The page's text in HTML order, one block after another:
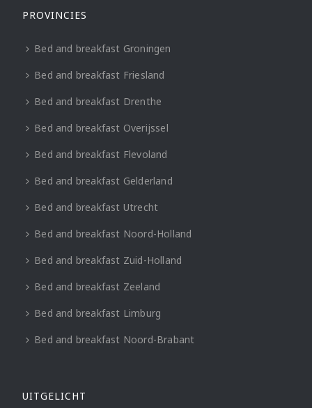
PROVINCIES
Bed and breakfast Groningen
Bed and breakfast Friesland
Bed and breakfast Drenthe
Bed and breakfast Overijssel
Bed and breakfast Flevoland
Bed and breakfast Gelderland
Bed and breakfast Utrecht
Bed and breakfast Noord-Holland
Bed and breakfast Zuid-Holland
Bed and breakfast Zeeland
Bed and breakfast Limburg
Bed and breakfast Noord-Brabant
UITGELICHT